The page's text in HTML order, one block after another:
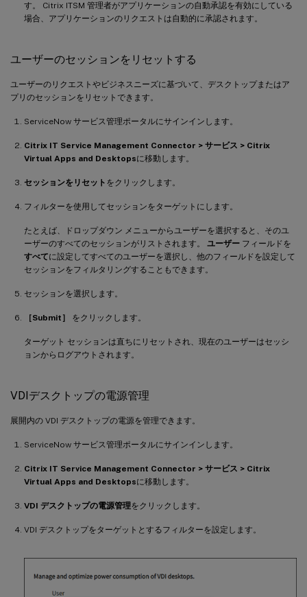
す。 Citrix ITSM 管理者がアプリケーションの自動承認を有効にしている
場合、アプリケーションのリクエストは自動的に承認されます。
ユーザーのセッションをリセットする
ユーザーのリクエストやビジネスニーズに基づいて、デスクトップまたはア
プリのセッションをリセットできます。
ServiceNow サービス管理ポータルにサインインします。
Citrix IT Service Management Connector > サービス > Citrix
Virtual Apps and Desktopsに移動します。
セッションをリセット をクリックします。
フィルターを使用してセッションをターゲットにします。
たとえば、ドロップダウン メニューからユーザーを選択すると、そのユ
ーザーのすべてのセッションがリストされます。 ユーザー フィールドを
すべてに設定してすべてのユーザーを選択し、他のフィールドを設定して
セッションをフィルタリングすることもできます。
セッションを選択します。
［Submit］ をクリックします。
ターゲット セッションは直ちにリセットされ、現在のユーザーはセッシ
ョンからログアウトされます。
VDIデスクトップの電源管理
展開内の VDI デスクトップの電源を管理できます。
ServiceNow サービス管理ポータルにサインインします。
Citrix IT Service Management Connector > サービス > Citrix
Virtual Apps and Desktopsに移動します。
VDI デスクトップの電源管理をクリックします。
VDI デスクトップをターゲットとするフィルターを設定します。